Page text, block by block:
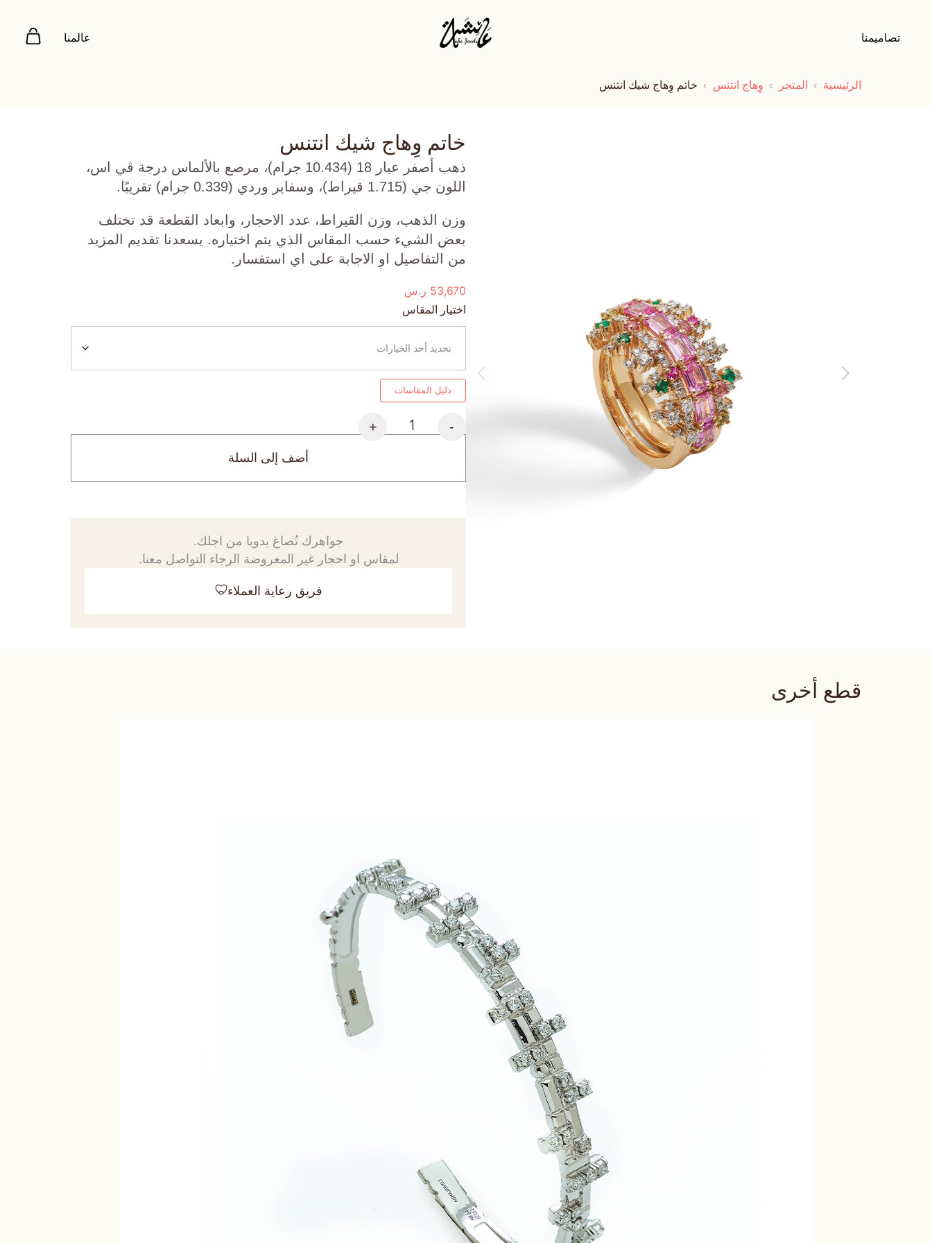
تصاميمنا عالمنا
الرئيسية المتجر وِهاج انتنس خاتم وِهاج شيك انتنس
خاتم وِهاج شيك انتنس
ذهب أصفر عيار 18 (10.434 جرام)، مرصع بالألماس درجة ڤي اس،
اللون جي (1.715 قيراط)، وسفاير وردي (0.339 جرام) تقريبًا.
وزن الذهب، وزن القيراط، عدد الاحجار، وابعاد القطعة قد تختلف
بعض الشيء حسب المقاس الذي يتم اختياره. يسعدنا تقديم المزيد
من التفاصيل او الاجابة على اي استفسار.
53,670 ر.س
اختيار المقاس
دليل المقاسات
-
+
أضف إلى السلة
جواهرك تُصاغ يدويا من اجلك.
لمقاس او احجار غير المعروضة الرجاء التواصل معنا.
فريق رعاية العملاء
قطع أخرى